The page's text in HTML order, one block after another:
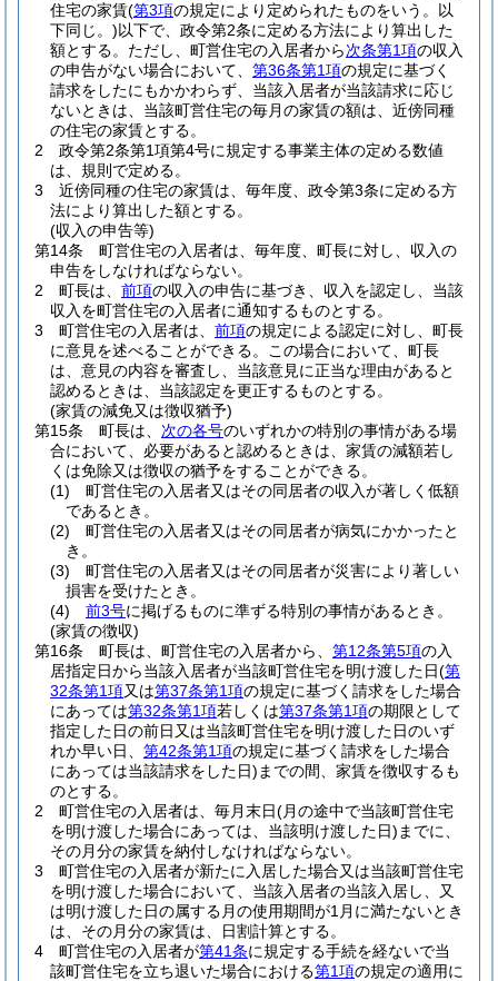
住宅の家賃(第3項の規定により定められたものをいう。以
下同じ。)以下で、政令第2条に定める方法により算出した
額とする。 ただし、町営住宅の入居者から次条第1項の収入
の申告がない場合において、 第36条第1項の規定に基づく
請求をしたにもかかわらず、当該入居者が当該請求に応じ
ないときは、当該町営住宅の毎月の家賃の額は、近傍同種
の住宅の家賃とする。
2
政令第2条第1項第4号に規定する事業主体の定める数値
は、規則で定める。
3
近傍同種の住宅の家賃は、毎年度、政令第3条に定める方
法により算出した額とする。
(収入の申告等)
第14条
町営住宅の入居者は、毎年度、町長に対し、収入の
申告をしなければならない。
2
町長は、 前項の収入の申告に基づき、収入を認定し、当該
収入を町営住宅の入居者に通知するものとする。
3
町営住宅の入居者は、 前項の規定による認定に対し、町長
に意見を述べることができる。
この場合において、町長
は、意見の内容を審査し、当該意見に正当な理由があると
認めるときは、当該認定を更正するものとする。
(家賃の減免又は徴収猶予)
第15条
町長は、 次の各号のいずれかの特別の事情がある場
合において、必要があると認めるときは、家賃の減額若し
くは免除又は徴収の猶予をすることができる。
(1)
町営住宅の入居者又はその同居者の収入が著しく低額
であるとき。
(2)
町営住宅の入居者又はその同居者が病気にかかったと
き。
(3)
町営住宅の入居者又はその同居者が災害により著しい
損害を受けたとき。
(4)
前3号に掲げるものに準ずる特別の事情があるとき。
(家賃の徴収)
第16条
町長は、町営住宅の入居者から、 第12条第5項の入
居指定日から当該入居者が当該町営住宅を明け渡した日(第
32条第1項又は第37条第1項の規定に基づく請求をした場合
にあっては第32条第1項若しくは第37条第1項の期限として
指定した日の前日又は当該町営住宅を明け渡した日のいず
れか早い日、 第42条第1項の規定に基づく請求をした場合
にあっては当該請求をした日) までの間、家賃を徴収するも
のとする。
2
町営住宅の入居者は、毎月末日(月の途中で当該町営住宅
を明け渡した場合にあっては、当該明け渡した日) までに、
その月分の家賃を納付しなければならない。
3
町営住宅の入居者が新たに入居した場合又は当該町営住宅
を明け渡した場合において、当該入居者の当該入居し、又
は明け渡した日の属する月の使用期間が1月に満たないとき
は、その月分の家賃は、日割計算とする。
4
町営住宅の入居者が第41条に規定する手続を経ないで当
該町営住宅を立ち退いた場合における第1項の規定の適用に